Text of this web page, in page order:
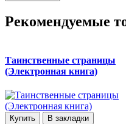
Рекомендуемые
Таинственные страницы
(Электронная книга)
Купить В закладки